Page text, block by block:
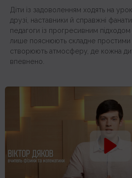
Діти із задоволенням ходять на
друзі, наставники й справжні
педагоги із прогресивним
лише пояснюють складне простими
створюють атмосферу, де кожна
впевнено.